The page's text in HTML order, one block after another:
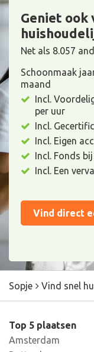
Geniet ook
Net als 8.057
Schoonmaak
maand
Incl.
per uur
Incl.
Incl. Eigen
Incl. Fonds
Incl. Een
Vind direct
Sopje Vind snel
Top 5 plaatsen
Amsterdam